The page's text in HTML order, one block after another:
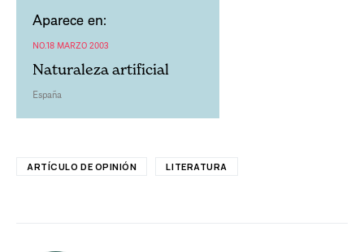
Aparece en:
NO.18 MARZO 2003
Naturaleza artificial
España
ARTÍCULO DE OPINIÓN LITERATURA